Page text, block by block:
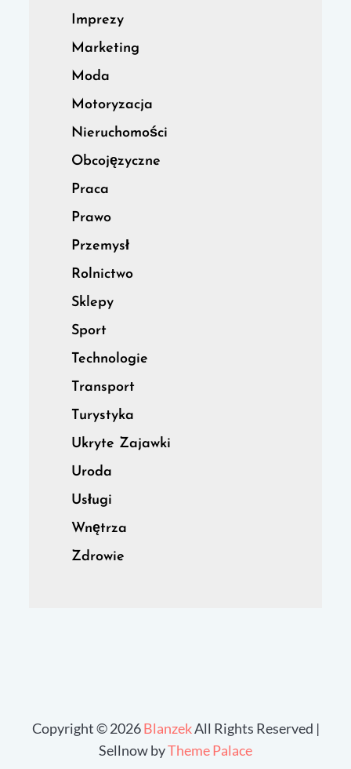
Imprezy
Marketing
Moda
Motoryzacja
Nieruchomości
Obcojęzyczne
Praca
Prawo
Przemysł
Rolnictwo
Sklepy
Sport
Technologie
Transport
Turystyka
Ukryte Zajawki
Uroda
Usługi
Wnętrza
Zdrowie
Copyright © 2026BlanzekAll Rights Reserved |
Sellnow byTheme Palace